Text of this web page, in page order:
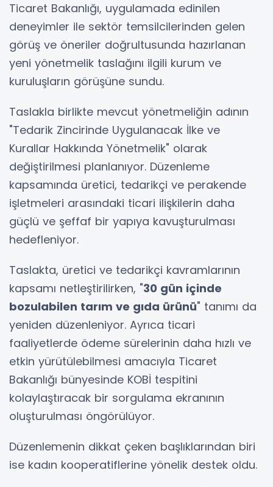
Ticaret Bakanlığı, uygulamada edinilen
deneyimler ile sektör temsilcilerinden gelen
görüş ve öneriler doğrultusunda hazırlanan
yeni yönetmelik taslağını ilgili kurum ve
kuruluşların görüşüne sundu.
Taslakla birlikte mevcut yönetmeliğin adının
"Tedarik Zincirinde Uygulanacak İlke ve
Kurallar Hakkında Yönetmelik" olarak
değiştirilmesi planlanıyor. Düzenleme
kapsamında üretici, tedarikçi ve perakende
işletmeleri arasındaki ticari ilişkilerin daha
güçlü ve şeffaf bir yapıya kavuşturulması
hedefleniyor.
Taslakta, üretici ve tedarikçi kavramlarının
kapsamı netleştirilirken, "30 gün içinde
bozulabilen tarım ve gıda ürünü" tanımı da
yeniden düzenleniyor. Ayrıca ticari
faaliyetlerde ödeme sürelerinin daha hızlı ve
etkin yürütülebilmesi amacıyla Ticaret
Bakanlığı bünyesinde KOBİ tespitini
kolaylaştıracak bir sorgulama ekranının
oluşturulması öngörülüyor.
Düzenlemenin dikkat çeken başlıklarından biri
ise kadın kooperatiflerine yönelik destek oldu.